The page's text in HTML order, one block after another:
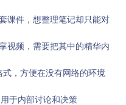
课件，想整理笔记却只能对
视频，需要把其中的精华内
，方便在没有网络的环境
于内部讨论和决策